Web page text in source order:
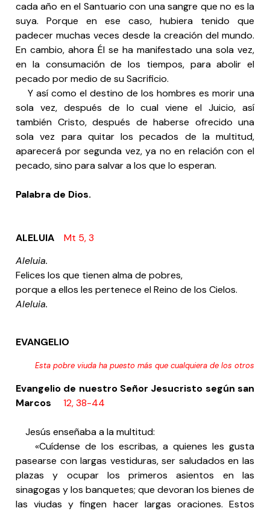
cada año en el Santuario con una sangre que no es la
suya. Porque en ese caso, hubiera tenido que
padecer muchas veces desde la creación del mundo.
En cambio, ahora Él se ha manifestado una sola vez,
en la consumación de los tiempos, para abolir el
pecado por medio de su Sacrificio.
Y así como el destino de los hombres es morir una
sola vez, después de lo cual viene el Juicio, así
también Cristo, después de haberse ofrecido una
sola vez para quitar los pecados de la multitud,
aparecerá por segunda vez, ya no en relación con el
pecado, sino para salvar a los que lo esperan.
Palabra de Dios.
ALELUIA
Mt 5, 3
Aleluia.
Felices los que tienen alma de pobres,
porque a ellos les pertenece el Reino de los Cielos.
Aleluia.
EVANGELIO
Esta pobre viuda ha puesto más que cualquiera de los otros
Evangelio de nuestro Señor Jesucristo según san
Marcos
12, 38-44
Jesús enseñaba a la multitud:
«Cuídense de los escribas, a quienes les gusta
pasearse con largas vestiduras, ser saludados en las
plazas y ocupar los primeros asientos en las
sinagogas y los banquetes; que devoran los bienes de
las viudas y fingen hacer largas oraciones. Estos